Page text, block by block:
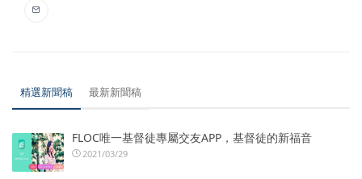
精選新聞稿 最新新聞稿
FLOC唯一基督徒專屬交友APP，基督徒的新福音
2021/03/29